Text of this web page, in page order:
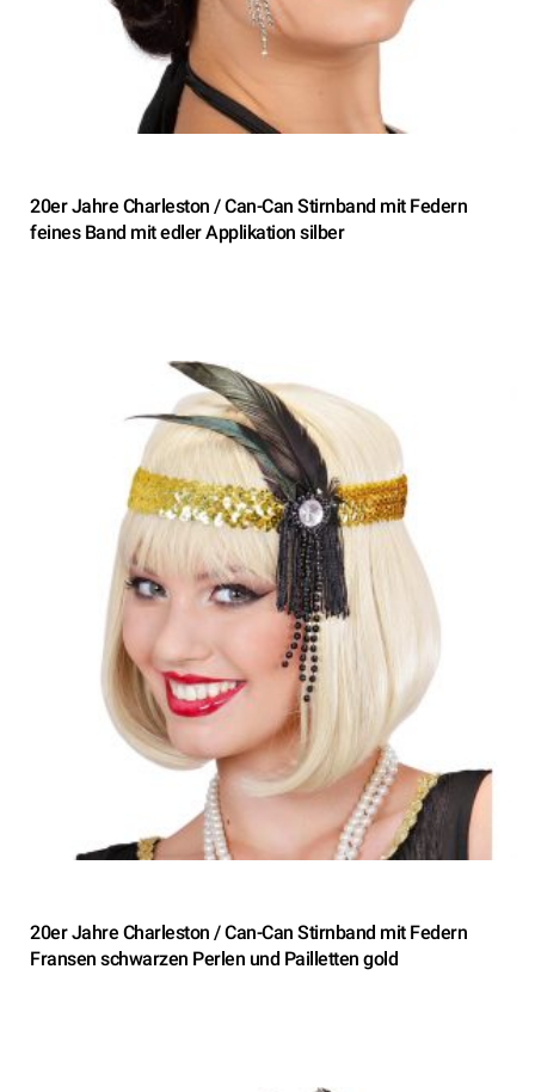
20er Jahre Charleston / Can-Can Stirnband mit Federn
feines Band mit edler Applikation silber
20er Jahre Charleston / Can-Can Stirnband mit Federn
Fransen schwarzen Perlen und Pailletten gold